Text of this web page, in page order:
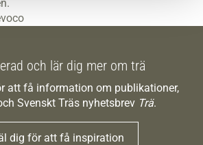
och lär dig mer om trä
att få information om publikationer,
Svenskt Träs nyhetsbrev Trä.
dig för att få inspiration